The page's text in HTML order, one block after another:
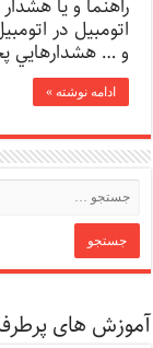
راهنما و يا
اتومبيل در
و … هشدارهايي
ادامه نوشته »
آموزش های